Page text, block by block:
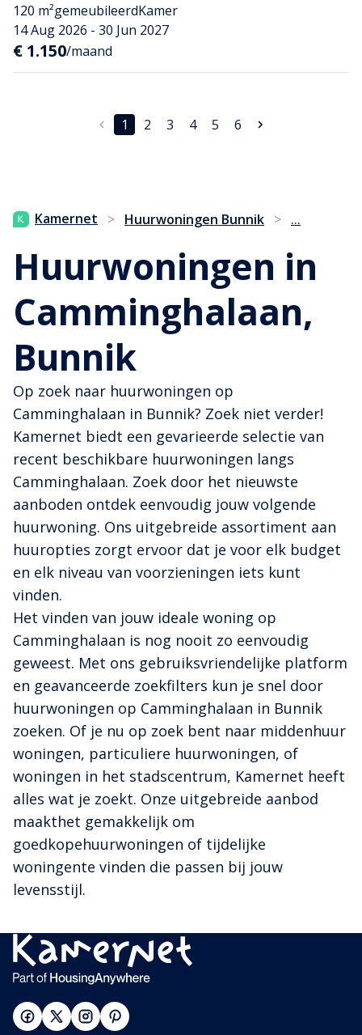
120 m²gemeubileerdKamer
14 Aug 2026 - 30 Jun 2027
€ 1.150/maand
1 2 3 4 5 6
Kamernet > Huurwoningen Bunnik > ...
Huurwoningen in
Camminghalaan,
Bunnik
Op zoek naar huurwoningen op
Camminghalaan in Bunnik? Zoek niet verder!
Kamernet biedt een gevarieerde selectie van
recent beschikbare huurwoningen langs
Camminghalaan. Zoek door het nieuwste
aanboden ontdek eenvoudig jouw volgende
huurwoning. Ons uitgebreide assortiment aan
huuropties zorgt ervoor dat je voor elk budget
en elk niveau van voorzieningen iets kunt
vinden.
Het vinden van jouw ideale woning op
Camminghalaan is nog nooit zo eenvoudig
geweest. Met ons gebruiksvriendelijke platform
en geavanceerde zoekfilters kun je snel door
huurwoningen op Camminghalaan in Bunnik
zoeken. Of je nu op zoek bent naar middenhuur
woningen, particuliere huurwoningen, of
woningen in het stadscentrum, Kamernet heeft
alles wat je zoekt. Onze uitgebreide aanbod
maakthet gemakkelijk om
goedkopehuurwoningen of tijdelijke
woningente vinden die passen bij jouw
levensstijl.